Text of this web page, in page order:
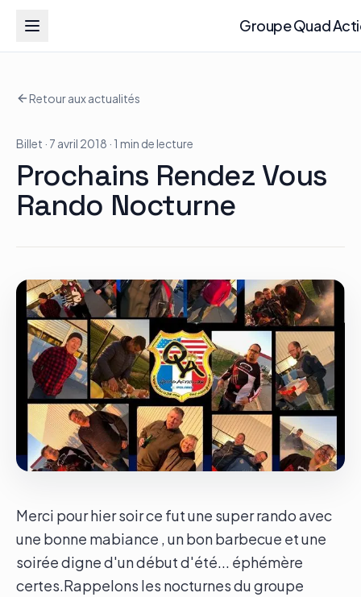
Groupe Quad
Accueil
RZR
ATV
RGR
Tous les modèles
Actualités
Le groupe
Contact
Retour aux actualités
Billet · 7 avril 2018 · 1 min de lecture
Prochains Rendez Vous
Rando Nocturne
Merci pour hier soir ce fut une super rando avec
une bonne mabiance , un bon barbecue et une
soirée digne d'un début d'été... éphémère
certes.Rappelons les nocturnes du groupe